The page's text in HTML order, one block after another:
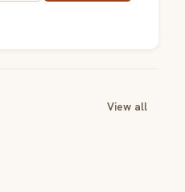
View all